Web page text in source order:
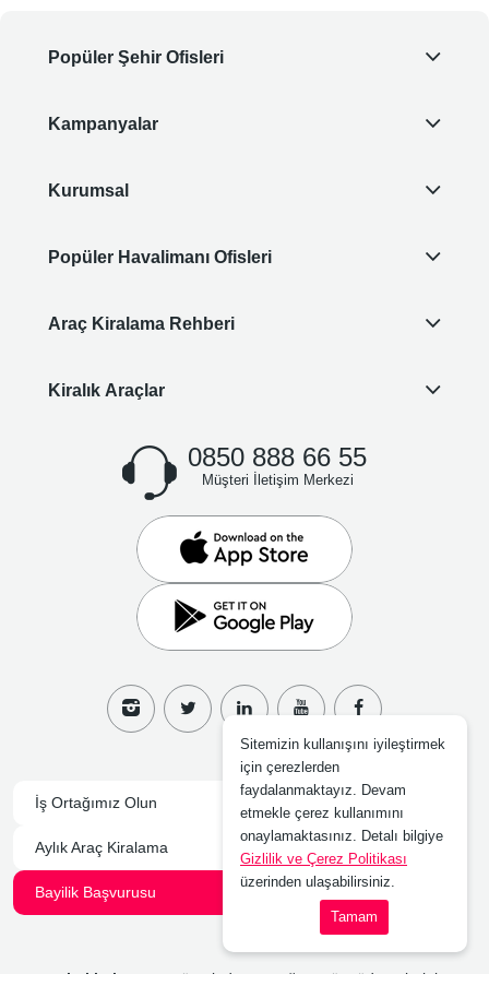
Popüler Şehir Ofisleri
Kampanyalar
Kurumsal
Popüler Havalimanı Ofisleri
Araç Kiralama Rehberi
Kiralık Araçlar
0850 888 66 55
Müşteri İletişim Merkezi
İş Ortağımız Olun Filo Kiralama
Aylık Araç Kiralama Acente Programı
Bayilik Başvurusu
arabakirala.com.tr üzerinden yaptığınız tüm ödemeleriniz
Sitemizin kullanışını iyileştirmek
için çerezlerden
faydalanmaktayız. Devam
etmekle çerez kullanımını
onaylamaktasınız. Detalı bilgiye
Gizlilik ve Çerez Politikası
üzerinden ulaşabilirsiniz.
Tamam